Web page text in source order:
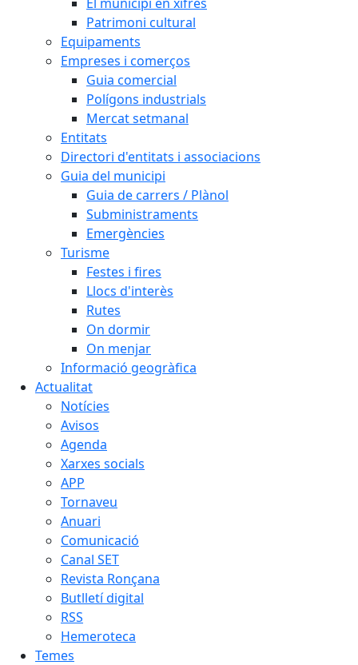
Patrimoni cultural
Equipaments
Empreses i comerços
Guia comercial
Polígons industrials
Mercat setmanal
Entitats
Directori d'entitats i associacions
Guia del municipi
Guia de carrers / Plànol
Subministraments
Emergències
Turisme
Festes i fires
Llocs d'interès
Rutes
On dormir
On menjar
Informació geogràfica
Actualitat
Notícies
Avisos
Agenda
Xarxes socials
APP
Tornaveu
Anuari
Comunicació
Canal SET
Revista Ronçana
Butlletí digital
RSS
Hemeroteca
Temes